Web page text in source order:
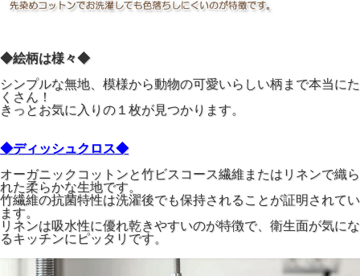
◆絵柄は様々◆
シンプルな無地、模様から動物の可愛いらしい柄まで本当にた
くさん！
きっとお気に入りの１枚が見つかります。
◆ディッシュクロス◆
オーガニックコットンと竹ビスコース繊維またはリネンで織ら
れた柔らかな生地です。
竹繊維の抗菌特性は洗濯後でも保持されることが証明されてい
ます。
リネンは吸水性に優れ乾きやすいのが特徴で、衛生面が気にな
るキッチンにピッタリです。